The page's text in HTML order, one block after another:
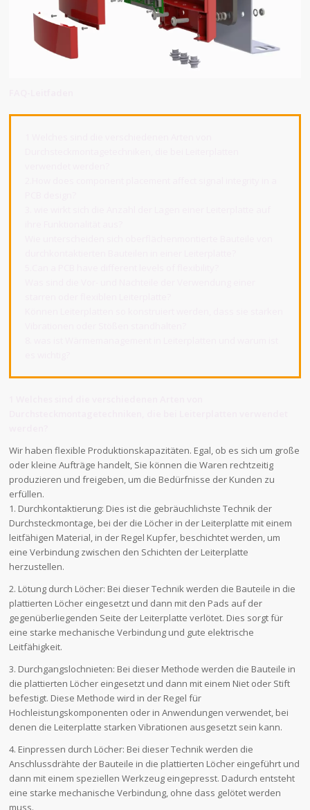
Wir haben flexible Produktionskapazitäten. Egal, ob es sich um große
oder kleine Aufträge handelt, Sie können die Waren rechtzeitig
produzieren und freigeben, um die Bedürfnisse der Kunden zu
erfüllen.
1. Durchkontaktierung: Dies ist die gebräuchlichste Technik der
Durchsteckmontage, bei der die Löcher in der Leiterplatte mit einem
leitfähigen Material, in der Regel Kupfer, beschichtet werden, um
eine Verbindung zwischen den Schichten der Leiterplatte
herzustellen.
2. Lötung durch Löcher: Bei dieser Technik werden die Bauteile in die
plattierten Löcher eingesetzt und dann mit den Pads auf der
gegenüberliegenden Seite der Leiterplatte verlötet. Dies sorgt für
eine starke mechanische Verbindung und gute elektrische
Leitfähigkeit.
3. Durchgangslochnieten: Bei dieser Methode werden die Bauteile in
die plattierten Löcher eingesetzt und dann mit einem Niet oder Stift
befestigt. Diese Methode wird in der Regel für
Hochleistungskomponenten oder in Anwendungen verwendet, bei
denen die Leiterplatte starken Vibrationen ausgesetzt sein kann.
4. Einpressen durch Löcher: Bei dieser Technik werden die
Anschlussdrähte der Bauteile in die plattierten Löcher eingeführt und
dann mit einem speziellen Werkzeug eingepresst. Dadurch entsteht
eine starke mechanische Verbindung, ohne dass gelötet werden